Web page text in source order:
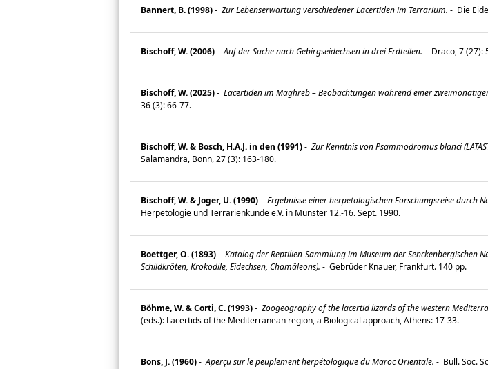
Bannert, B. (1998)- Zur Lebenserwartung verschiedener Lacertiden im Terrarium. - Die
Bischoff, W. (2006)- Auf der Suche nach Gebirgseidechsen in drei Erdteilen. - Draco, 7 (27):
Bischoff, W. (2025)- Lacertiden im Maghreb – Beobachtungen während einer
36 (3): 66-77.
Bischoff, W. & Bosch, H.A.J. in den (1991)- Zur Kenntnis von Psammodromus blanci
Salamandra, Bonn, 27 (3): 163-180.
Bischoff, W. & Joger, U. (1990)- Ergebnisse einer herpetologischen Forschungsreise durch
Herpetologie und Terrarienkunde e.V. in Münster 12.-16. Sept. 1990.
Boettger, O. (1893)- Katalog der Reptilien-Sammlung im Museum der Senckenbergischen
Schildkröten, Krokodile, Eidechsen, Chamäleons). - Gebrüder Knauer, Frankfurt. 140 pp.
Böhme, W. & Corti, C. (1993)- Zoogeography of the lacertid lizards of the western
(eds.): Lacertids of the Mediterranean region, a Biological approach, Athens: 17-33.
Bons, J. (1960)- Aperçu sur le peuplement herpétologique du Maroc Orientale. - Bull. Soc.